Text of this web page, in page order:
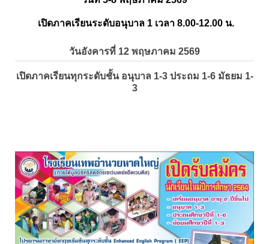
เปิดภาคเรียนระดับอนุบาล 1 เวลา 8.00-12.00 น.
วันอังคารที่ 12 พฤษภาคม 2569
เปิดภาคเรียนทุกระดับชั้น อนุบาล 1-3 ประถม 1-6 มัธยม 1-
3